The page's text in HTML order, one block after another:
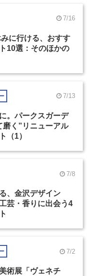
7/16
に行ける、おすす
10選：そのほかの
7/13
。パークスガーデ
磨く”リニューアル
（1）
7/8
、金沢デザイン
芸・香りに出会う4
7/2
術展「ヴェネチ